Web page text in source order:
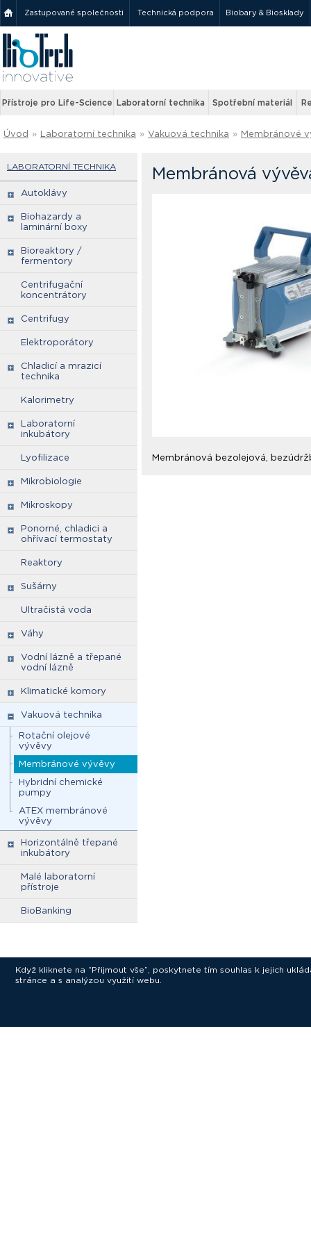
Zastupované společnosti Technická podpora Biobary & Biosklady
Přístroje pro Life-Science Laboratorní technika Spotřební materiál
Úvod » Laboratorní technika » Vakuová technika » Membránové
LABORATORNÍ TECHNIKA
Autoklávy
Biohazardy a
laminární boxy
Bioreaktory /
fermentory
Centrifugační
koncentrátory
Centrifugy
Elektroporátory
Chladicí a mrazicí
technika
Kalorimetry
Laboratorní
inkubátory
Lyofilizace
Mikrobiologie
Mikroskopy
Ponorné, chladici a
ohřívací termostaty
Reaktory
Sušárny
Ultračistá voda
Váhy
Vodní lázně a třepané
vodní lázně
Klimatické komory
Vakuová technika
Rotační olejové
vývěvy
Membránové vývěvy
Hybridní chemické
pumpy
ATEX membránové
vývěvy
Horizontálně třepané
inkubátory
Malé laboratorní
přístroje
BioBanking
Membránová
Membránová bezolejová,
Když kliknete na “Přijmout vše”, poskytnete tím souhlas k jejich
stránce a s analýzou využití webu.